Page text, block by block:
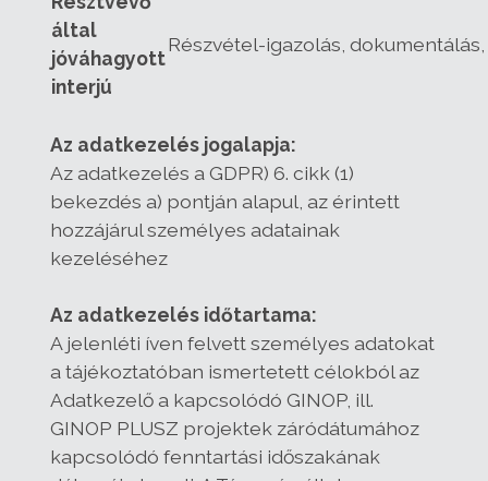
által
jóváhagyott
interjú
Részvétel-igazolás,
Az adatkezelés jogalapja:
Az adatkezelés a GDPR) 6. cikk (1)
bekezdés a) pontján alapul, az érintett
hozzájárul személyes adatainak
kezeléséhez
Az adatkezelés időtartama:
A jelenléti íven felvett személyes adatokat
a tájékoztatóban ismertetett célokból az
Adatkezelő a kapcsolódó GINOP, ill.
GINOP PLUSZ projektek záródátumához
kapcsolódó fenntartási időszakának